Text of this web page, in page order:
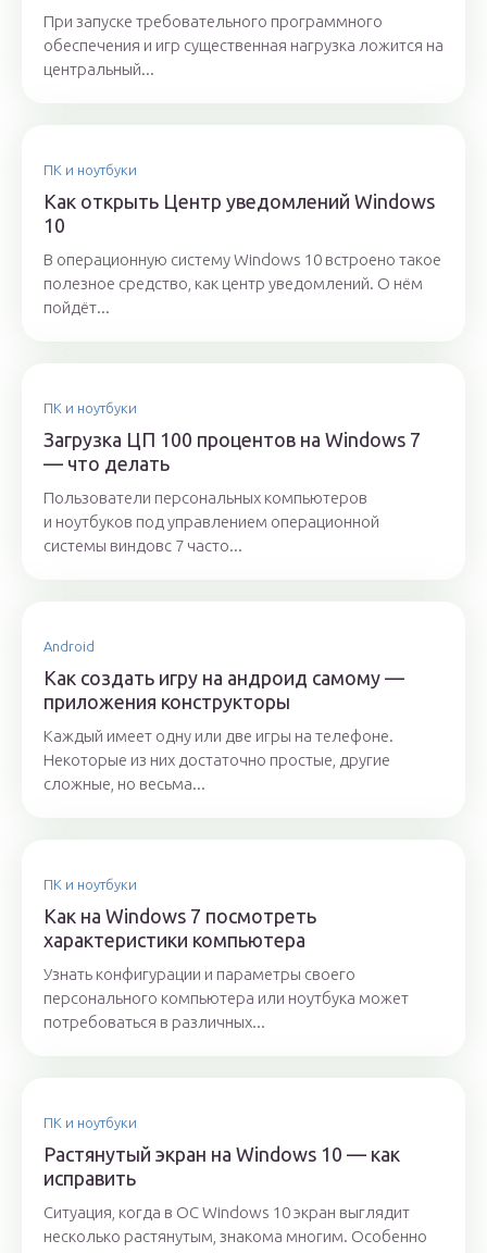
При запуске требовательного программного
обеспечения и игр существенная нагрузка ложится на
центральный...
ПК и ноутбуки
Как открыть Центр уведомлений Windows
10
В операционную систему Windows 10 встроено такое
полезное средство, как центр уведомлений. О нём
пойдёт...
ПК и ноутбуки
Загрузка ЦП 100 процентов на Windows 7
— что делать
Пользователи персональных компьютеров
и ноутбуков под управлением операционной
системы виндовс 7 часто...
Android
Как создать игру на андроид самому —
приложения конструкторы
Каждый имеет одну или две игры на телефоне.
Некоторые из них достаточно простые, другие
сложные, но весьма...
ПК и ноутбуки
Как на Windows 7 посмотреть
характеристики компьютера
Узнать конфигурации и параметры своего
персонального компьютера или ноутбука может
потребоваться в различных...
ПК и ноутбуки
Растянутый экран на Windows 10 — как
исправить
Ситуация, когда в ОС Windows 10 экран выглядит
несколько растянутым, знакома многим. Особенно